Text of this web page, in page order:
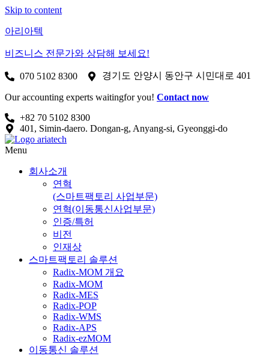
Skip to content
아리아텍
비즈니스 전문가와 상담해 보세요!
070 5102 8300 경기도 안양시 동안구 시민대로 401
Our accounting experts waitingfor you! Contact now
+82 70 5102 8300
401, Simin-daero. Dongan-g, Anyang-si, Gyeonggi-do
Menu
회사소개
연혁
(스마트팩토리 사업부문)
연혁(이동통신사업부문)
인증/특허
비전
인재상
스마트팩토리 솔루션
Radix-MOM 개요
Radix-MOM
Radix-MES
Radix-POP
Radix-WMS
Radix-APS
Radix-ezMOM
이동통신 솔루션